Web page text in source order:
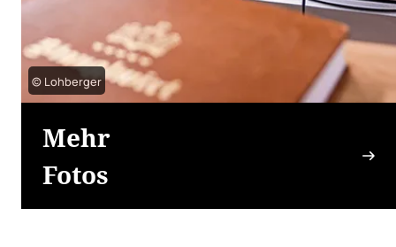
© Lohberger
Mehr
Fotos